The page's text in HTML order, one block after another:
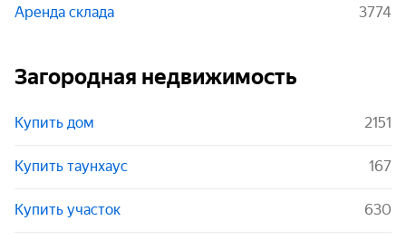
Аренда склада 3774
Загородная недвижимость
Купить дом 2151
Купить таунхаус 167
Купить участок 630